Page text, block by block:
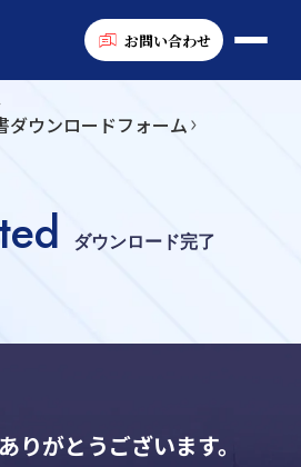
お問い合わせ
ダウンロードフォーム
ダウンロード完了
りがとうございます。